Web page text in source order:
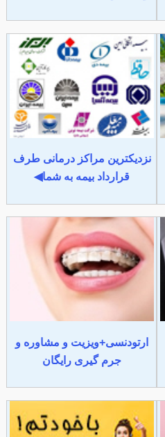
نزدیکترین مراکز درمانی طرف
قرارداد بیمه به شما◀
ارتودنسی+ویزیت و مشاوره و
جرم گیری رایگان